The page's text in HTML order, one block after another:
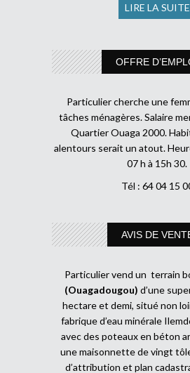
LIRE LA SUITE
OFFRE
Particulier cherche une
tâches ménagères. Salaire
Quartier Ouaga 2000.
alentours serait un atout.
07 h à 15h 30.
Tél : 64 04 15
AVIS DE
Particulier vend un terrain
(Ouagadougou) d’une
hectare et demi, situé non
fabrique d’eau minérale
avec des poteaux en béton
une maisonnette de vingt
d’attribution et plan